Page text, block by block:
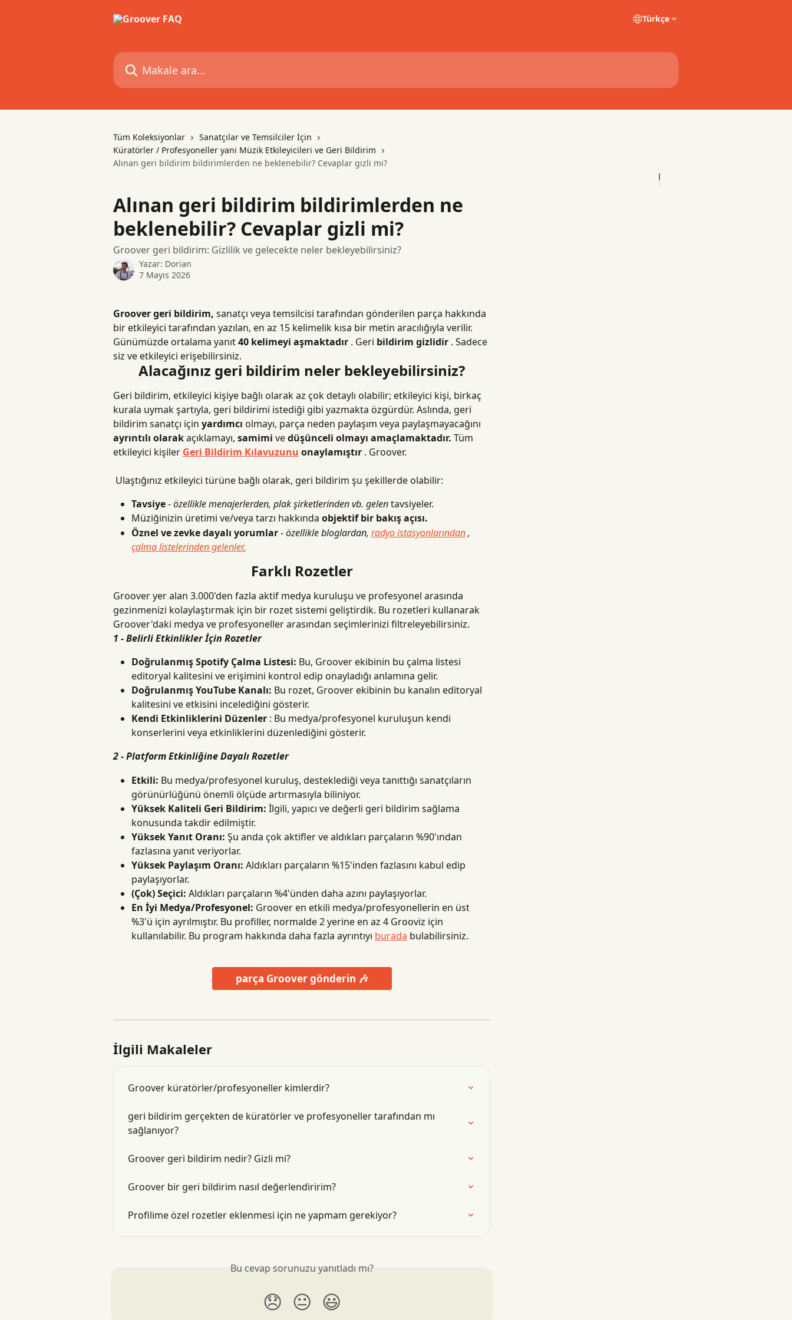
Türkçe
Makale ara...
Tüm Koleksiyonlar
Sanatçılar ve Temsilciler İçin
Küratörler / Profesyoneller yani Müzik Etkileyicileri ve Geri Bildirim
Alınan geri bildirim bildirimlerden ne beklenebilir? Cevaplar gizli mi?
Alınan geri bildirim bildirimlerden ne
beklenebilir? Cevaplar gizli mi?
Groover geri bildirim: Gizlilik ve gelecekte neler bekleyebilirsiniz?
Yazar: Dorian
7 Mayıs 2026
Groover geri bildirim, sanatçı veya temsilcisi tarafından gönderilen parça hakkında
bir etkileyici tarafından yazılan, en az 15 kelimelik kısa bir metin aracılığıyla verilir.
Günümüzde ortalama yanıt 40 kelimeyi aşmaktadır . Geri bildirim gizlidir . Sadece
siz ve etkileyici erişebilirsiniz.
Alacağınız geri bildirim neler bekleyebilirsiniz?
Geri bildirim, etkileyici kişiye bağlı olarak az çok detaylı olabilir; etkileyici kişi, birkaç
kurala uymak şartıyla, geri bildirimi istediği gibi yazmakta özgürdür. Aslında, geri
bildirim sanatçı için yardımcı olmayı, parça neden paylaşım veya paylaşmayacağını
ayrıntılı olarak açıklamayı, samimi ve düşünceli olmayı amaçlamaktadır. Tüm
etkileyici kişiler Geri Bildirim Kılavuzunu onaylamıştır . Groover.
Ulaştığınız etkileyici türüne bağlı olarak, geri bildirim şu şekillerde olabilir:
Tavsiye - özellikle menajerlerden, plak şirketlerinden vb. gelen tavsiyeler.
Müziğinizin üretimi ve/veya tarzı hakkında objektif bir bakış açısı.
Öznel ve zevke dayalı yorumlar - özellikle bloglardan, radyo istasyonlarından ,
çalma listelerinden gelenler.
Farklı Rozetler
Groover yer alan 3.000'den fazla aktif medya kuruluşu ve profesyonel arasında
gezinmenizi kolaylaştırmak için bir rozet sistemi geliştirdik. Bu rozetleri kullanarak
Groover'daki medya ve profesyoneller arasından seçimlerinizi filtreleyebilirsiniz.
1 - Belirli Etkinlikler İçin Rozetler
Doğrulanmış Spotify Çalma Listesi: Bu, Groover ekibinin bu çalma listesi
editoryal kalitesini ve erişimini kontrol edip onayladığı anlamına gelir.
Doğrulanmış YouTube Kanalı: Bu rozet, Groover ekibinin bu kanalın editoryal
kalitesini ve etkisini incelediğini gösterir.
Kendi Etkinliklerini Düzenler : Bu medya/profesyonel kuruluşun kendi
konserlerini veya etkinliklerini düzenlediğini gösterir.
2 - Platform Etkinliğine Dayalı Rozetler
Etkili: Bu medya/profesyonel kuruluş, desteklediği veya tanıttığı sanatçıların
görünürlüğünü önemli ölçüde artırmasıyla biliniyor.
Yüksek Kaliteli Geri Bildirim: İlgili, yapıcı ve değerli geri bildirim sağlama
konusunda takdir edilmiştir.
Yüksek Yanıt Oranı: Şu anda çok aktifler ve aldıkları parçaların %90'ından
fazlasına yanıt veriyorlar.
Yüksek Paylaşım Oranı: Aldıkları parçaların %15'inden fazlasını kabul edip
paylaşıyorlar.
(Çok) Seçici: Aldıkları parçaların %4'ünden daha azını paylaşıyorlar.
En İyi Medya/Profesyonel: Groover en etkili medya/profesyonellerin en üst
%3'ü için ayrılmıştır. Bu profiller, normalde 2 yerine en az 4 Grooviz için
kullanılabilir. Bu program hakkında daha fazla ayrıntıyı burada bulabilirsiniz.
parça Groover gönderin 🎶
İlgili Makaleler
Groover küratörler/profesyoneller kimlerdir?
geri bildirim gerçekten de küratörler ve profesyoneller tarafından mı
sağlanıyor?
Groover geri bildirim nedir? Gizli mi?
Groover bir geri bildirim nasıl değerlendiririm?
Profilime özel rozetler eklenmesi için ne yapmam gerekiyor?
Bu cevap sorunuzu yanıtladı mı?
😞 😐 😃